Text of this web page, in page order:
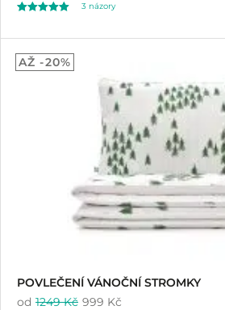
z 5 na základě
3 názory
AŽ -20%
POVLEČENÍ VÁNOČNÍ STROMKY
od
999 Kč
1249 Kč